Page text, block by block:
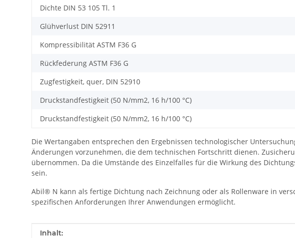
Dichte DIN 53 105 Tl. 1
Glühverlust DIN 52911
Kompressibilität ASTM F36 G
Rückfederung ASTM F36 G
Zugfestigkeit, quer, DIN 52910
Druckstandfestigkeit (50 N/mm2, 16 h/100 °C)
Druckstandfestigkeit (50 N/mm2, 16 h/100 °C)
Die Wertangaben entsprechen den Ergebnissen technologischer
Änderungen vorzunehmen, die dem technischen Fortschritt dienen.
übernommen. Da die Umstände des Einzelfalles für die Wirkung des
sein.
Abil® N kann als fertige Dichtung nach Zeichnung oder als Rollenware in
spezifischen Anforderungen Ihrer Anwendungen ermöglicht.
Produkteigenschaft
Wert
Inhalt: